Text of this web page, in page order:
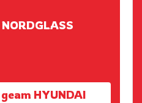
HYUNDAI